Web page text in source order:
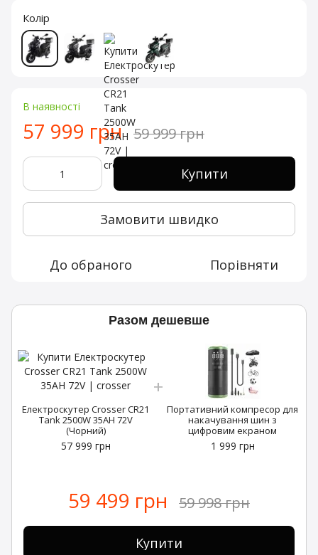
Колір
В наявності
57 999 грн 59 999 грн
Купити
Замовити швидко
До обраного Порівняти
Разом дешевше
Електроскутер Crosser CR21
Tank 2500W 35AH 72V
(Чорний)
57 999 грн
Портативний компресор для
накачування шин з
цифровим екраном
1 999 грн
59 499 грн 59 998 грн
Купити